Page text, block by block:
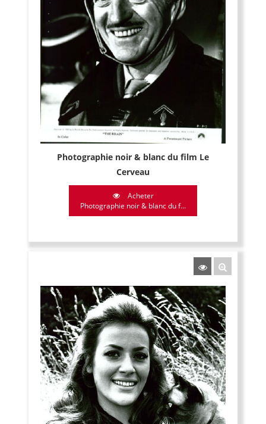
Photographie noir & blanc du film Le
Cerveau
Acheter
Photographie noir & blanc du f...